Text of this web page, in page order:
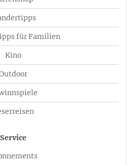
für Familien
Kino
Service